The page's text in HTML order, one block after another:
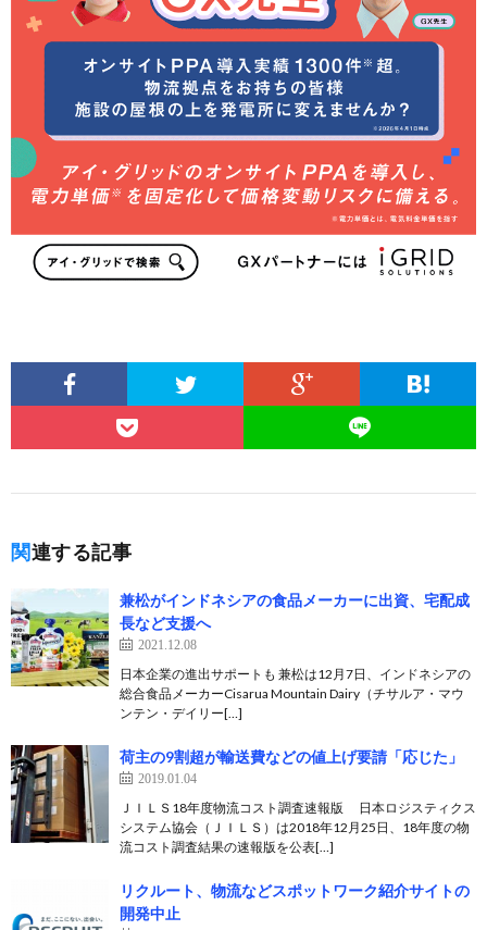
関連する記事
兼松がインドネシアの食品メーカーに出資、宅配成
長など支援へ
2021.12.08
日本企業の進出サポートも 兼松は12月7日、インドネシアの
総合食品メーカーCisarua Mountain Dairy（チサルア・マウ
ンテン・デイリー[…]
荷主の9割超が輸送費などの値上げ要請「応じた」
2019.01.04
ＪＩＬＳ18年度物流コスト調査速報版 日本ロジスティクス
システム協会（ＪＩＬＳ）は2018年12月25日、18年度の物
流コスト調査結果の速報版を公表[…]
リクルート、物流などスポットワーク紹介サイトの
開発中止